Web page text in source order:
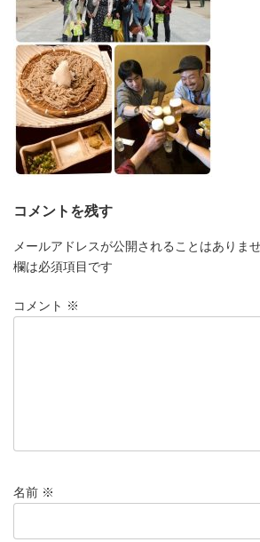
コメントを残す
メールアドレスが公開されることはありませ
欄は必須項目です
コメント ※
名前 ※